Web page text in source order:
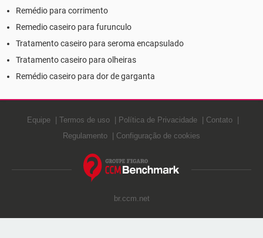
Remédio para corrimento
Remedio caseiro para furunculo
Tratamento caseiro para seroma encapsulado
Tratamento caseiro para olheiras
Remédio caseiro para dor de garganta
Equipe Termos de uso Política de Privacidade
Contato
Regulamento
Configuração de cookies
br.ccm.net